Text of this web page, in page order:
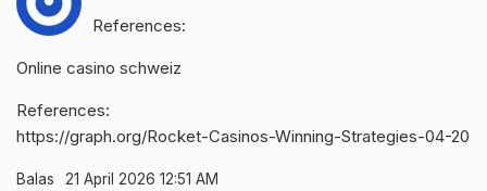
References:
Online casino schweiz
References:
https://graph.org/Rocket-Casinos-Winning-Strategies-04-20
Balas 21 April 2026 12:51 AM